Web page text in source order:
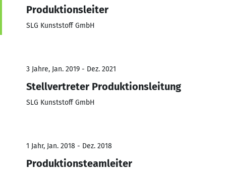
Produktionsleiter
SLG Kunststoff GmbH
3 Jahre, Jan. 2019 - Dez. 2021
Stellvertreter Produktionsleitung
SLG Kunststoff GmbH
1 Jahr, Jan. 2018 - Dez. 2018
Produktionsteamleiter